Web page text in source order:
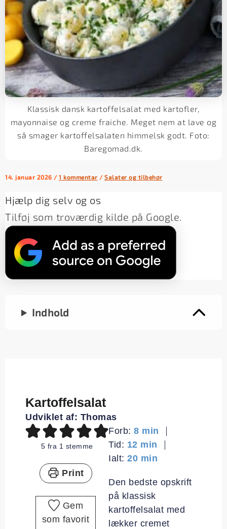
Klassisk dansk kartoffelsalat med kartofler,
mayonnaise og creme fraiche. Meget nem at lave og
så smager kartoffelsalaten himmelsk godt. Foto:
Baregomad.dk.
14. januar 2026 / 1 kommentar / Salater og tilbehør
Hjælp dig selv og os
Tilføj som troværdig kilde på Google.
Indhold
Kartoffelsalat
Udviklet af: Thomas
5 fra 1 stemme
Print
Gem
som favorit
Forb:8minutter
min
Tid: 12 minutter
min
Ialt:20minutter
min
Den bedste opskrift
på klassisk
kartoffelsalat med
lækker cremet